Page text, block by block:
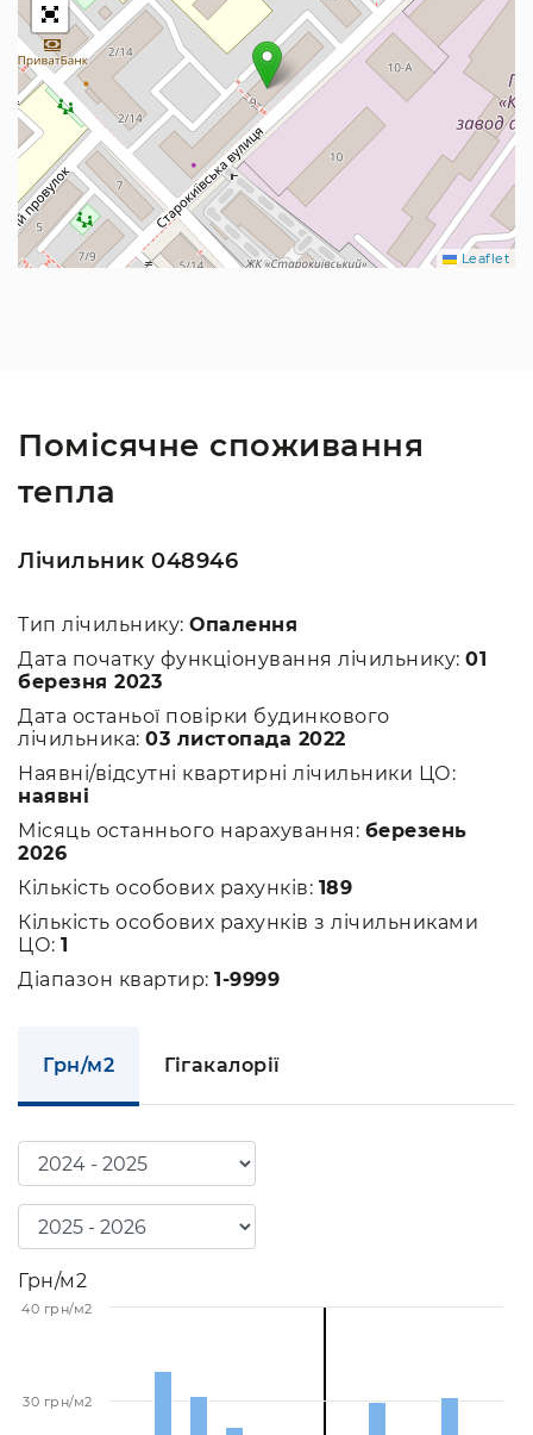
Leaflet
Помісячне споживання
тепла
Лічильник 048946
Тип лічильнику: Опалення
Дата початку функціонування лічильнику: 01
березня 2023
Дата останьої повірки будинкового
лічильника: 03 листопада 2022
Наявні/відсутні квартирні лічильники ЦО:
наявні
Місяць останнього нарахування: березень
2026
Кількість особових рахунків: 189
Кількість особових рахунків з лічильниками
ЦО: 1
Діапазон квартир: 1-9999
Грн/м2 Гігакалорії
Грн/м2
30 грн/м2
40 грн/м2